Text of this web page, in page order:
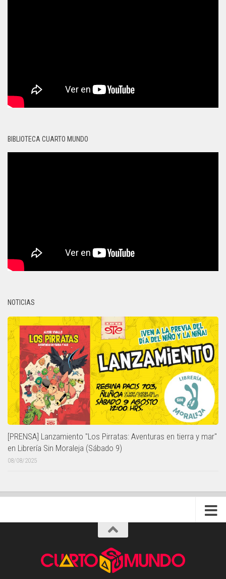
BIBLIOTECA CUARTO MUNDO
NOTICIAS
[PRENSA] Lanzamiento "Los Pirratas: Aventuras en tierra y mar"
en Librería Sin Moraleja (Sábado 9)
08/08/2025